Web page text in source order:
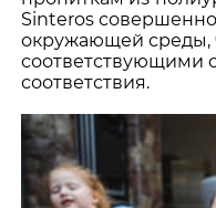
Sinteros
окружающей среды,
соответствующими
соответствия.